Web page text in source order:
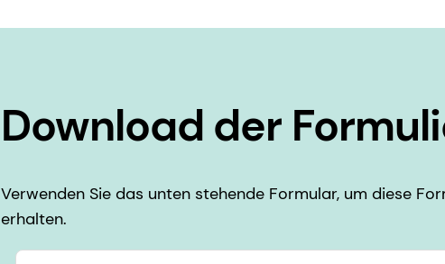
Download der
Verwenden Sie das unten stehende Formular, um diese
erhalten.